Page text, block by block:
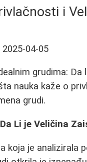
i
2025-04-05
grudima: Da
nauka kaže o
grudi.
Li je Veličina
koja je analizirala